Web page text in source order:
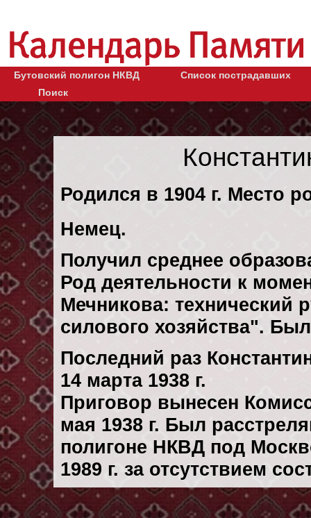
Бутовский полигон НКВД
Список пострадавших
Поиск
Родился в 1904 г. Место
Немец.
Получил среднее
Род деятельности к
Мечникова: технический
силового хозяйства".
Последний раз
14 марта 1938 г.
Приговор вынесен
мая 1938 г. Был
полигоне НКВД под
1989 г. за отсутствием